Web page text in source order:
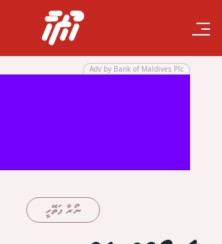
Adv by Bank of Maldives Plc
ނޯރާ ފަތޭހީ